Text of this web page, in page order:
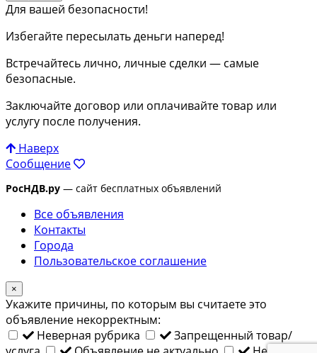
Для вашей безопасности!
Избегайте пересылать деньги наперед!
Встречайтесь лично, личные сделки — самые
безопасные.
Заключайте договор или оплачивайте товар или
услугу после получения.
Наверх
Сообщение
РосНДВ.ру — сайт бесплатных объявлений
Все объявления
Контакты
Города
Пользовательское соглашение
×
Укажите причины, по которым вы считаете это
объявление некорректным:
Неверная рубрика
Запрещенный товар/